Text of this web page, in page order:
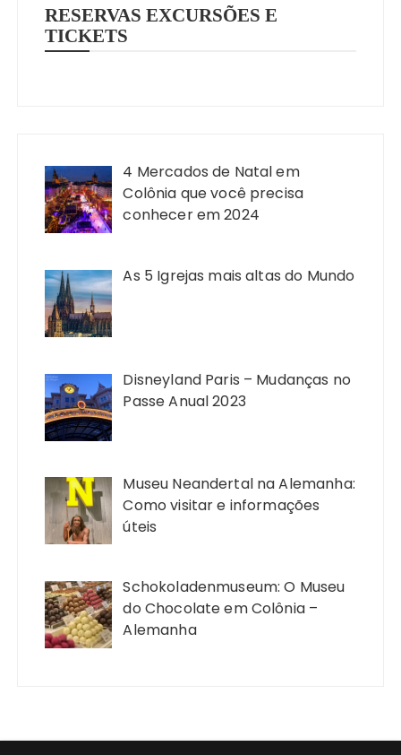
RESERVAS EXCURSÕES E
TICKETS
4 Mercados de Natal em
Colônia que você precisa
conhecer em 2024
As 5 Igrejas mais altas do Mundo
Disneyland Paris – Mudanças no
Passe Anual 2023
Museu Neandertal na Alemanha:
Como visitar e informações
úteis
Schokoladenmuseum: O Museu
do Chocolate em Colônia –
Alemanha